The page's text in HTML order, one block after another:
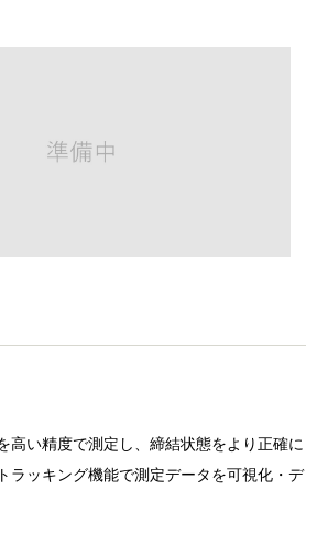
高い精度で測定し、締結状態をより正確に
ラッキング機能で測定データを可視化・デ